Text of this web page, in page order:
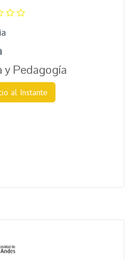
y Pedagogía
al Instante